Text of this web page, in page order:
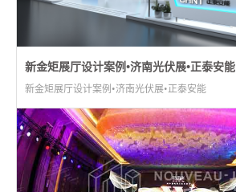
新金矩展厅设计案例•济南光伏展•正泰安能
新金矩展厅设计案例•济南光伏展•正泰安能